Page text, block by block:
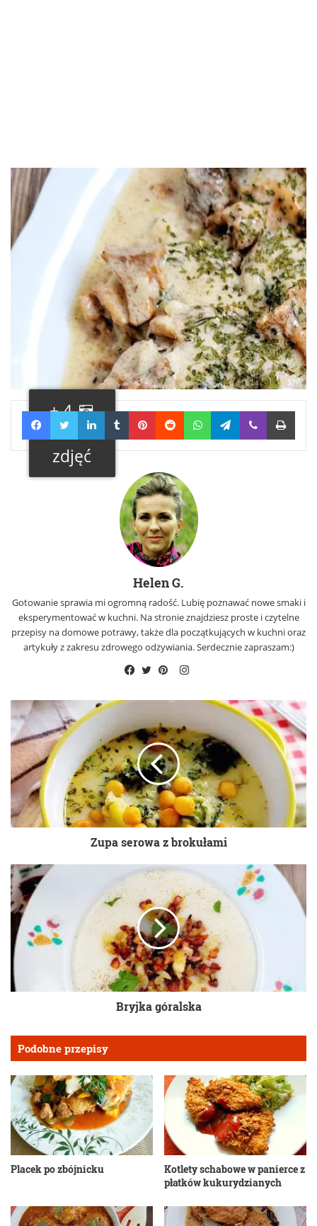
+ 4
Galeria
zdjęć
FacebookTwitterLinkedInTumblrPinterestRedditWhatsAppTelegramViber Print
Helen G.
Gotowanie sprawia mi ogromną radość. Lubię poznawać nowe smaki i
eksperymentować w kuchni. Na stronie znajdziesz proste i czytelne
przepisy na domowe potrawy, także dla początkujących w kuchni oraz
artykuły z zakresu zdrowego odżywiania. Serdecznie zapraszam:)
Instagram
Zupa serowa z brokułami
Bryjka góralska
Podobne przepisy
Placek po zbójnicku
Kotlety schabowe w panierce z
płatków kukurydzianych